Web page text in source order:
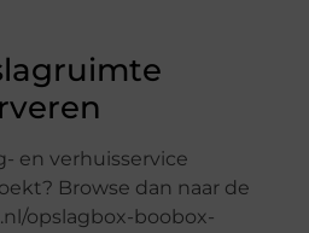
en verhuisservice
Browse dan naar de
opslagbox-boobox-